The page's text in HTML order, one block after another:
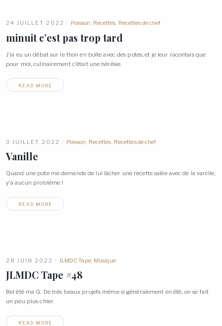
24 JUILLET 2022 Poisson, Recettes, Recettes de chef
minuit c’est pas trop tard
J’ai eu un débat sur le thon en boîte avec des potes, et je leur racontais que
pour moi, culinairement c’était une hérésie.
READ MORE
3 JUILLET 2022 Poisson Recettes Recettes de chef
Vanille
Quand une pote me demande de lui lâcher une recette salée avec de la vanille,
y’a aucun problème !
READ MORE
28 JUIN 2022 JLMDC Tape, Musique
JLMDC Tape #48
Bel été ma G. De très beaux projets même si généralement en été, on se fait
un peu plus chier.
READ MORE